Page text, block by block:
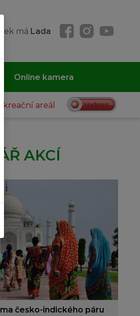
má Lada
Online kamera
areál
AKCÍ
česko-indického páru